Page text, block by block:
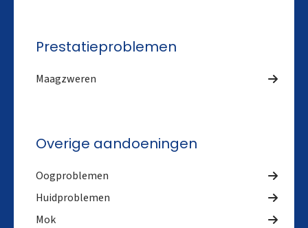
Prestatieproblemen
Maagzweren
Overige aandoeningen
Oogproblemen
Huidproblemen
Mok